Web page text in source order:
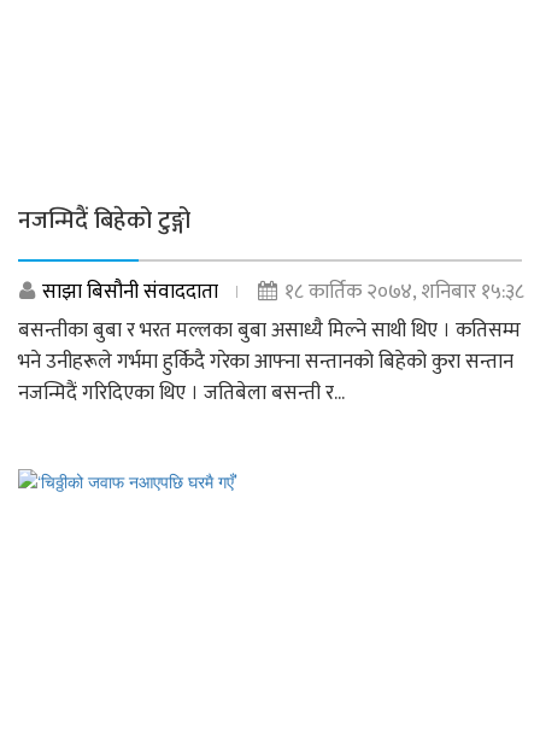
नजन्मिदैं बिहेको टुङ्गो
साझा बिसौनी संवाददाता
१८ कार्तिक २०७४, शनिबार १५:३८
बसन्तीका बुबा र भरत मल्लका बुबा असाध्यै मिल्ने साथी थिए । कतिसम्म
भने उनीहरूले गर्भमा हुर्किदै गरेका आफ्ना सन्तानको बिहेको कुरा सन्तान
नजन्मिदैं गरिदिएका थिए । जतिबेला बसन्ती र...